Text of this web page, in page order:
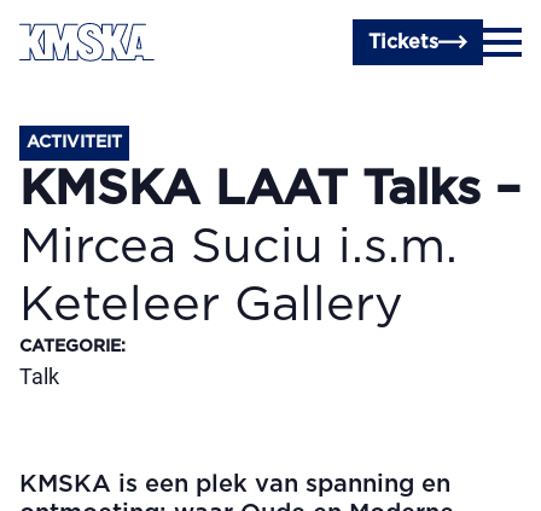
Ga naar hoofdinhoud
Tickets
ACTIVITEIT
KMSKA LAAT Talks –
Mircea Suciu i.s.m.
Keteleer Gallery
CATEGORIE:
Talk
KMSKA is een plek van spanning en